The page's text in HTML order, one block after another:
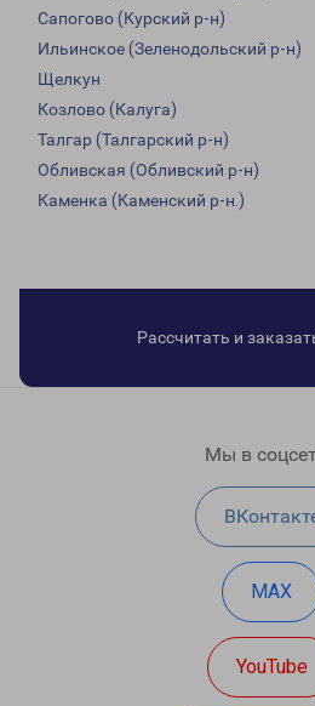
Сапогово (Курский р-н)
Ильинское (Зеленодольский р-н)
Щелкун
Козлово (Калуга)
Талгар (Талгарский р-н)
Обливская (Обливский р-н)
Каменка (Каменский р-н.)
Рассчитать и
Мы в
MAX
YouTube